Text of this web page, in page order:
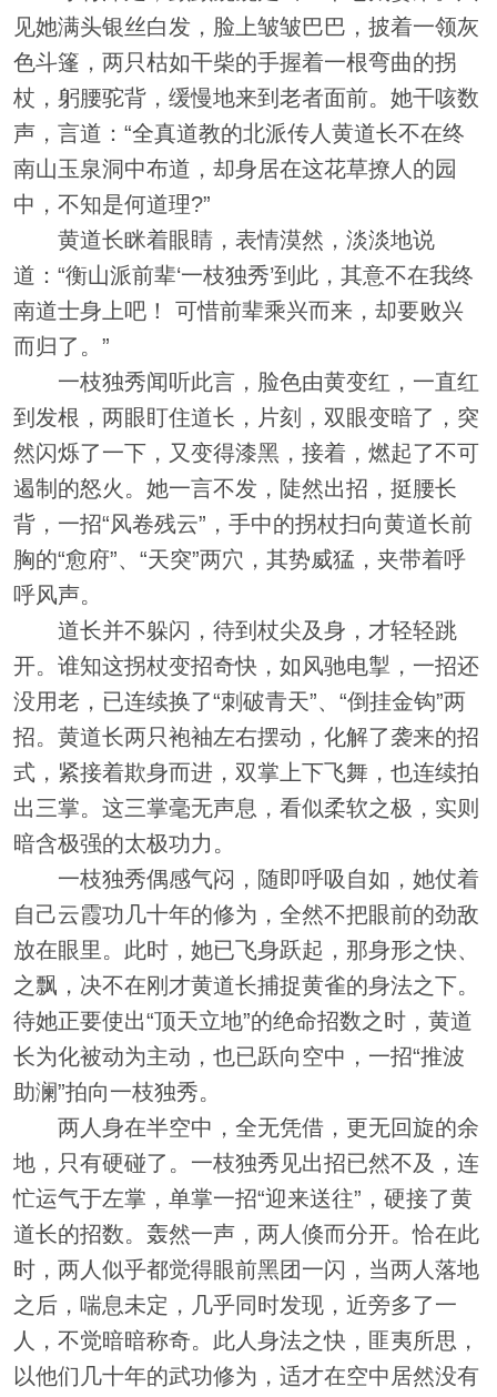
见她满头银丝白发，脸上皱皱巴巴，披着一领灰
色斗篷，两只枯如干柴的手握着一根弯曲的拐
杖，躬腰驼背，缓慢地来到老者面前。她干咳数
声，言道：“全真道教的北派传人黄道长不在终
南山玉泉洞中布道，却身居在这花草撩人的园
中，不知是何道理?”
黄道长眯着眼睛，表情漠然，淡淡地说
道：“衡山派前辈‘一枝独秀’到此，其意不在我终
南道士身上吧！ 可惜前辈乘兴而来，却要败兴
而归了。”
一枝独秀闻听此言，脸色由黄变红，一直红
到发根，两眼盯住道长，片刻，双眼变暗了，突
然闪烁了一下，又变得漆黑，接着，燃起了不可
遏制的怒火。她一言不发，陡然出招，挺腰长
背，一招“风卷残云”，手中的拐杖扫向黄道长前
胸的“愈府”、“天突”两穴，其势威猛，夹带着呼
呼风声。
道长并不躲闪，待到杖尖及身，才轻轻跳
开。谁知这拐杖变招奇快，如风驰电掣，一招还
没用老，已连续换了“刺破青天”、“倒挂金钩”两
招。黄道长两只袍袖左右摆动，化解了袭来的招
式，紧接着欺身而进，双掌上下飞舞，也连续拍
出三掌。这三掌毫无声息，看似柔软之极，实则
暗含极强的太极功力。
一枝独秀偶感气闷，随即呼吸自如，她仗着
自己云霞功几十年的修为，全然不把眼前的劲敌
放在眼里。此时，她已飞身跃起，那身形之快、
之飘，决不在刚才黄道长捕捉黄雀的身法之下。
待她正要使出“顶天立地”的绝命招数之时，黄道
长为化被动为主动，也已跃向空中，一招“推波
助澜”拍向一枝独秀。
两人身在半空中，全无凭借，更无回旋的余
地，只有硬碰了。一枝独秀见出招已然不及，连
忙运气于左掌，单掌一招“迎来送往”，硬接了黄
道长的招数。轰然一声，两人倏而分开。恰在此
时，两人似乎都觉得眼前黑团一闪，当两人落地
之后，喘息未定，几乎同时发现，近旁多了一
人，不觉暗暗称奇。此人身法之快，匪夷所思，
以他们几十年的武功修为，适才在空中居然没有